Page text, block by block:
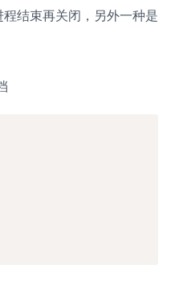
结束再关闭，另外一种是